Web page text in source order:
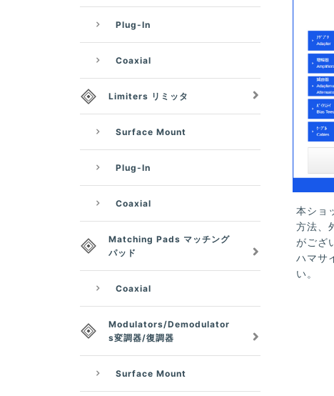
本ショ
方法、
がござ
ハマサ
い。
Plug-In
Coaxial
Limiters リミッタ
Surface Mount
Plug-In
Coaxial
Matching Pads マッチング
パッド
Coaxial
Modulators/Demodulator
s変調器/復調器
Surface Mount